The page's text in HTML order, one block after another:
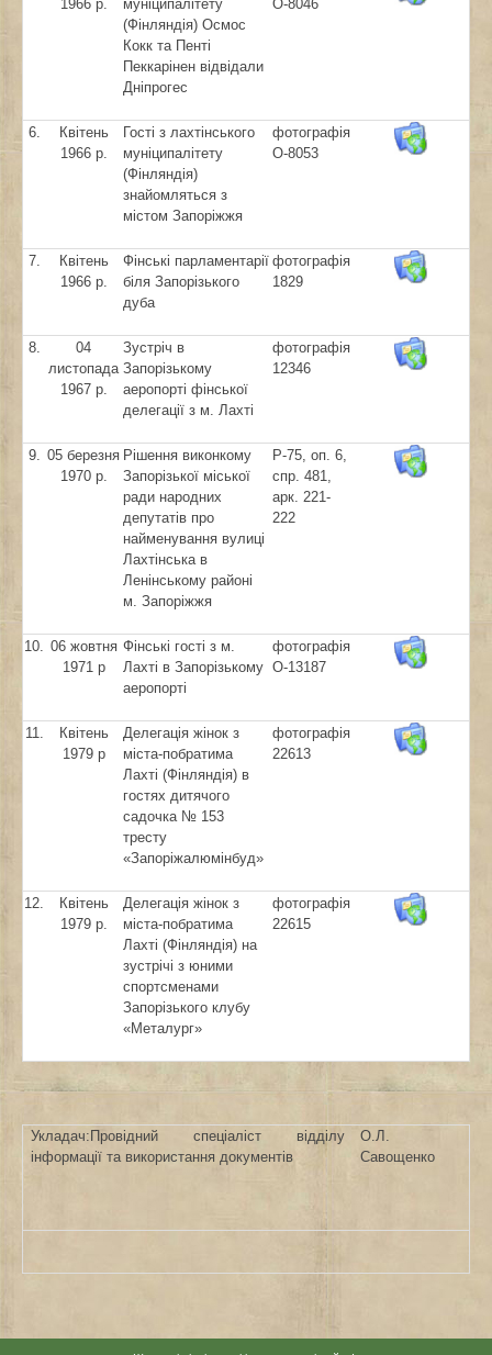
1966 р.
муніципалітету
(Фінляндія) Осмос
Кокк та Пенті
Пеккарінен відвідали
Дніпрогес
О-8046
6.
Квітень
1966 р.
Гості з лахтінського
муніципалітету
(Фінляндія)
знайомляться з
містом Запоріжжя
фотографія
О-8053
7.
Квітень
1966 р.
Фінські парламентарії
біля Запорізького
дуба
фотографія
1829
8.
04
листопада
1967 р.
Зустріч в
Запорізькому
аеропорті фінської
делегації з м. Лахті
фотографія
12346
9.
05 березня
1970 р.
Рішення виконкому
Запорізької міської
ради народних
депутатів про
найменування вулиці
Лахтінська в
Ленінському районі
м. Запоріжжя
Р-75, оп. 6,
спр. 481,
арк. 221-
222
10.
06 жовтня
1971 р
Фінські гості з м.
Лахті в Запорізькому
аеропорті
фотографія
О-13187
11.
Квітень
1979 р
Делегація жінок з
міста-побратима
Лахті (Фінляндія) в
гостях дитячого
садочка № 153
тресту
«Запоріжалюмінбуд»
фотографія
22613
12.
Квітень
1979 р.
Делегація жінок з
міста-побратима
Лахті (Фінляндія) на
зустрічі з юними
спортсменами
Запорізького клубу
«Металург»
фотографія
22615
Укладач:Провідний спеціаліст відділу
інформації та використання документів
О.Л.
Савощенко